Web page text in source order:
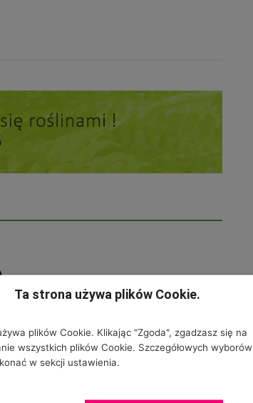
Ta strona używa plików Cookie.
plików Cookie. Klikając "Zgoda", zgadzasz się na
wszystkich plików Cookie. Szczegółowych wyborów
w sekcji ustawienia.